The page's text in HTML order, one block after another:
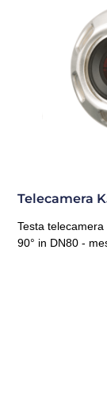
Telecamera
Testa
90° in DN80 -